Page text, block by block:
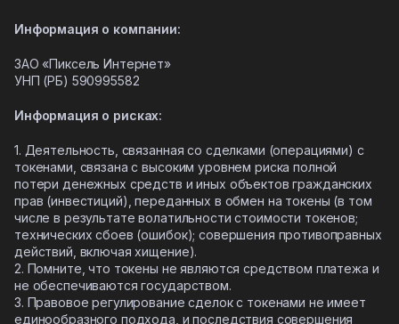
Информация о компании:
ЗАО «Пиксель Интернет»
УНП (РБ) 590995582
Информация о рисках:
1. Деятельность, связанная со сделками (операциями) с
токенами, связана с высоким уровнем риска полной
потери денежных средств и иных объектов гражданских
прав (инвестиций), переданных в обмен на токены (в том
числе в результате волатильности стоимости токенов;
технических сбоев (ошибок); совершения противоправных
действий, включая хищение).
2. Помните, что токены не являются средством платежа и
не обеспечиваются государством.
3. Правовое регулирование сделок с токенами не имеет
единообразного подхода, и последствия совершения